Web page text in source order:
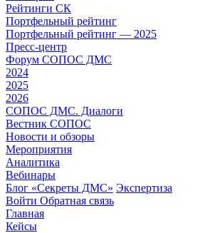
Рейтинги СК
Портфельный рейтинг
Портфельный рейтинг — 2025
Пресс-центр
Форум СОПОС ДМС
2024
2025
2026
СОПОС ДМС. Диалоги
Вестник СОПОС
Новости и обзоры
Мероприятия
Аналитика
Вебинары
Блог «Секреты ДМС» Экспертиза
Войти Обратная связь
Главная
Кейсы